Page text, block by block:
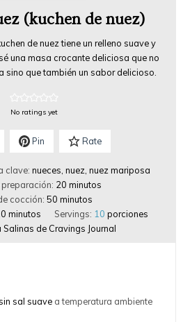
(kuchen de nuez)
de nuez tiene un relleno suave y
una masa crocante deliciosa que no
sino que también un sabor delicioso.
No ratings yet
Pin Rate
clave: nueces, nuez, nuez mariposa
20 minutos
cocción:50 minutos
minutos Servings: 10 porciones
Salinas de Cravings Journal
sal suave a temperatura ambiente